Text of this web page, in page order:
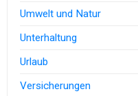
Umwelt und Natur
Unterhaltung
Urlaub
Versicherungen